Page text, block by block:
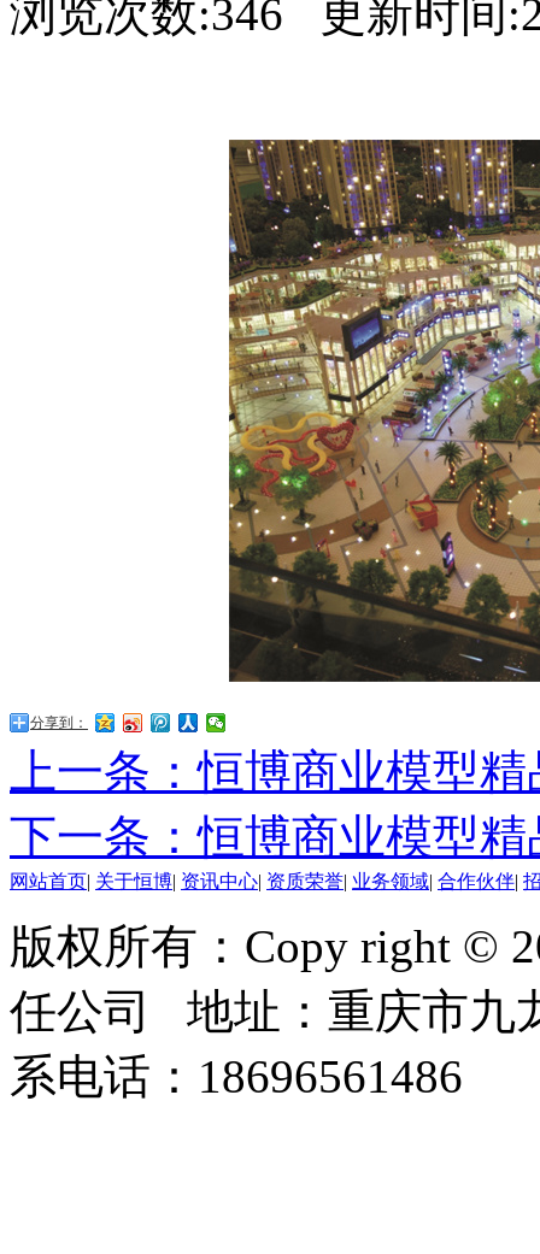
浏览次数:346 更新时间
分享到：
上一条：恒博商业模型精
下一条：恒博商业模型精
网站首页| 关于恒博| 资讯中心| 资质荣誉| 业务领域| 合作伙伴|
版权所有：Copy right ©
任公司 地址：重庆市九
系电话：18696561486